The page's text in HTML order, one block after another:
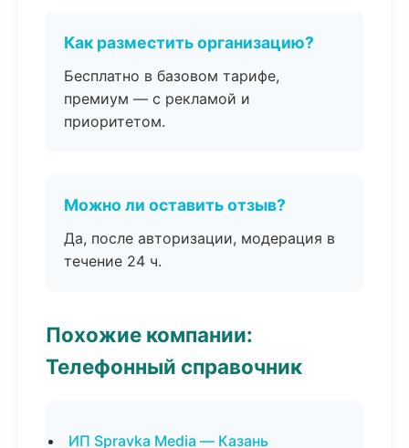
Как разместить организацию?
Бесплатно в базовом тарифе,
премиум — с рекламой и
приоритетом.
Можно ли оставить отзыв?
Да, после авторизации, модерация в
течение 24 ч.
Похожие компании:
Телефонный справочник
ИП Spravka Media — Казань